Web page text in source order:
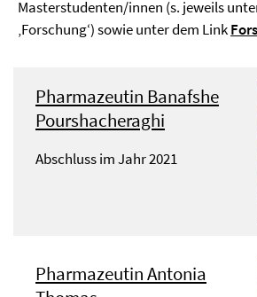
Masterstudenten/innen (s. jeweils
‚Forschung‘) sowie unter dem Link
Pharmazeutin Banafshe
Pourshacheraghi
Abschluss im Jahr 2021
Pharmazeutin Antonia